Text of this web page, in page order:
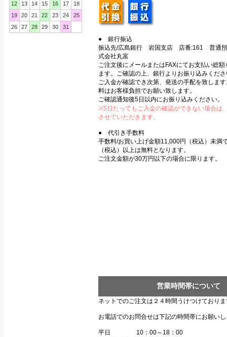
12 13 14 15 16 17
18
19
20 21 22 23 24
25
26
27 28 29 30 31
● 銀行振込
振込先/広島銀行 岩国支店 店番:161 普通
式会社丸富
ご注文後にメールまたはFAXにてお支払い総
ます。ご確認の上、銀行よりお振り込みくだ
ご入金が確認でき次第、発送の手配を致しま
料はお客様負担でお願い致します。
ご確認通知後5日以内にお振り込みください。
※5日たってもご入金の確認ができない場合は
させていただきます。
● 代引き手数料
手数料/お買い上げ金額11,000円（税込）未満
（税込）以上は無料となります。
ご注文金額が30万円以下の場合に限ります。
営業時間帯について
ネットでのご注文は２４時間うけつけており
お電話でのお問合せは下記の時間帯にお願い
平日 10：00～18：00